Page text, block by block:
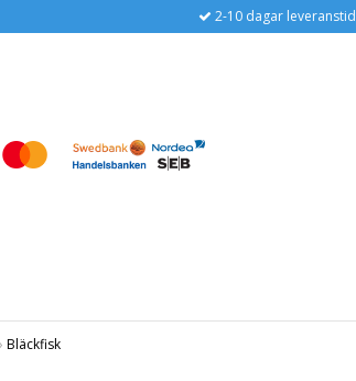
2-10 dagar leveranstid
› Bläckfisk